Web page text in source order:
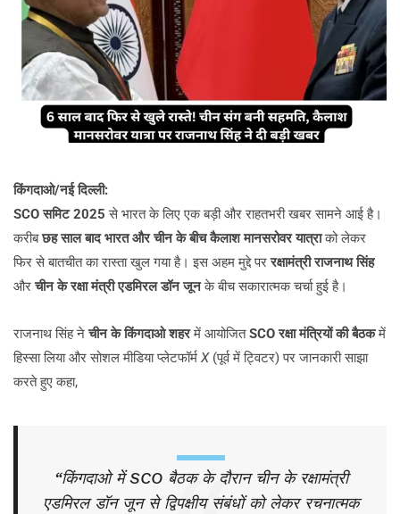
किंगदाओ/नई दिल्ली:
SCO समिट 2025 से भारत के लिए एक बड़ी और राहतभरी खबर सामने आई है।
करीबछह साल बाद भारत और चीन के बीच कैलाश मानसरोवर यात्राको लेकर
फिर से बातचीत का रास्ता खुल गया है। इस अहम मुद्दे पररक्षामंत्री राजनाथ सिंह
औरचीन के रक्षा मंत्री एडमिरल डॉन जूनके बीच सकारात्मक चर्चा हुई है।
राजनाथ सिंह नेचीन के किंगदाओ शहरमें आयोजितSCO रक्षा मंत्रियों की बैठकमें
हिस्सा लिया और सोशल मीडिया प्लेटफॉर्म X(पूर्व में ट्विटर) पर जानकारी साझा
करते हुए कहा,
“किंगदाओ में SCO बैठक के दौरान चीन के रक्षामंत्री
एडमिरल डॉन जून से द्विपक्षीय संबंधों को लेकर रचनात्मक